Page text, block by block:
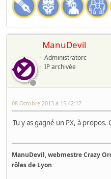
ManuDevil
Administratorc
IP archivée
08 Octobre 2013 à 15:42:17
Tu y as gagné un PX, à propos.
ManuDevil, webmestre Crazy
rôles de Lyon